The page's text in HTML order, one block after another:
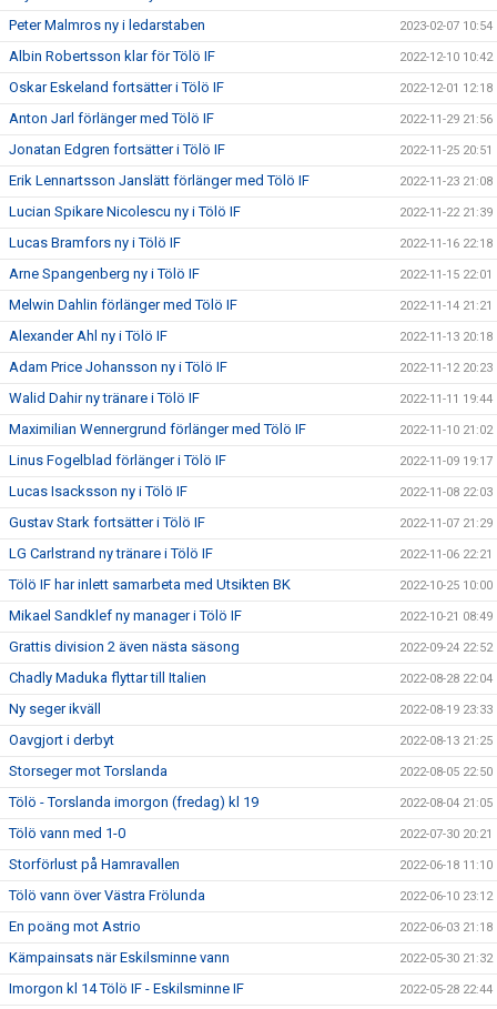
Peter Malmros ny i ledarstaben 2023-02-07 10:54
Albin Robertsson klar för Tölö IF 2022-12-10 10:42
Oskar Eskeland fortsätter i Tölö IF 2022-12-01 12:18
Anton Jarl förlänger med Tölö IF 2022-11-29 21:56
Jonatan Edgren fortsätter i Tölö IF 2022-11-25 20:51
Erik Lennartsson Janslätt förlänger med Tölö IF 2022-11-23 21:08
Lucian Spikare Nicolescu ny i Tölö IF 2022-11-22 21:39
Lucas Bramfors ny i Tölö IF 2022-11-16 22:18
Arne Spangenberg ny i Tölö IF 2022-11-15 22:01
Melwin Dahlin förlänger med Tölö IF 2022-11-14 21:21
Alexander Ahl ny i Tölö IF 2022-11-13 20:18
Adam Price Johansson ny i Tölö IF 2022-11-12 20:23
Walid Dahir ny tränare i Tölö IF 2022-11-11 19:44
Maximilian Wennergrund förlänger med Tölö IF 2022-11-10 21:02
Linus Fogelblad förlänger i Tölö IF 2022-11-09 19:17
Lucas Isacksson ny i Tölö IF 2022-11-08 22:03
Gustav Stark fortsätter i Tölö IF 2022-11-07 21:29
LG Carlstrand ny tränare i Tölö IF 2022-11-06 22:21
Tölö IF har inlett samarbeta med Utsikten BK 2022-10-25 10:00
Mikael Sandklef ny manager i Tölö IF 2022-10-21 08:49
Grattis division 2 även nästa säsong 2022-09-24 22:52
Chadly Maduka flyttar till Italien 2022-08-28 22:04
Ny seger ikväll 2022-08-19 23:33
Oavgjort i derbyt 2022-08-13 21:25
Storseger mot Torslanda 2022-08-05 22:50
Tölö - Torslanda imorgon (fredag) kl 19 2022-08-04 21:05
Tölö vann med 1-0 2022-07-30 20:21
Storförlust på Hamravallen 2022-06-18 11:10
Tölö vann över Västra Frölunda 2022-06-10 23:12
En poäng mot Astrio 2022-06-03 21:18
Kämpainsats när Eskilsminne vann 2022-05-30 21:32
Imorgon kl 14 Tölö IF - Eskilsminne IF 2022-05-28 22:44